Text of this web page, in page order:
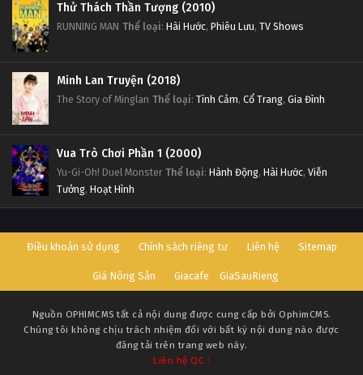
Thử Thách Thần Tượng (2010)
RUNNING MAN Thể loại: Hài Hước, Phiêu Lưu, TV Shows
Minh Lan Truyện (2018)
The Story of Minglan Thể loại: Tình Cảm, Cổ Trang, Gia Đình
Vua Trò Chơi Phần 1 (2000)
Yu-Gi-Oh! Duel Monster Thể loại: Hành Động, Hài Hước, Viễn
Tưởng, Hoạt Hình
Điều khoản sử dụng Chính sách riêng tư Liên hệ Sitemap
Giá Nông Sản Giacafe GiaSauRieng
Nguồn OPHIMCMS tất cả nội dung được cung cấp bởi OphimCMS.
Chúng tôi không chịu trách nhiệm đối với bất kỳ nội dung nào được
đăng tải trên trang web này.
Liên hệ QC :